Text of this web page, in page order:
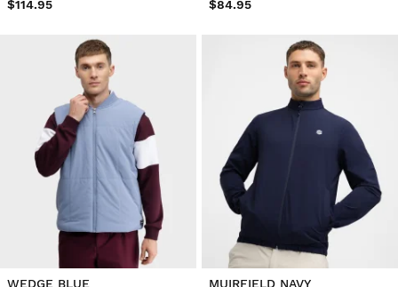
$114.95 $84.95
WEDGE BLUE MUIRFIELD NAVY